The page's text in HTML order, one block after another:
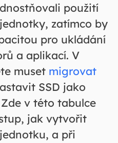
použití
zatímco by
pro ukládání
a aplikací. V
muset migrovat
SSD jako
v této tabulce
jak vytvořit
a při